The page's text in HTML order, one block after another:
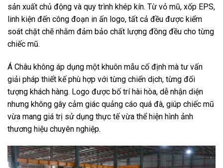
sản xuất chủ động và quy trình khép kín. Từ vỏ mũ, xốp EPS,
linh kiện đến công đoạn in ấn logo, tất cả đều được kiểm
soát chặt chẽ nhằm đảm bảo chất lượng đồng đều cho từng
chiếc mũ.
Á Châu không áp dụng một khuôn mẫu cố định mà tư vấn
giải pháp thiết kế phù hợp với từng chiến dịch, từng đối
tượng khách hàng. Logo được bố trí hài hòa, dễ nhận diện
nhưng không gây cảm giác quảng cáo quá đà, giúp chiếc mũ
vừa mang giá trị sử dụng thực tế vừa thể hiện hình ảnh
thương hiệu chuyên nghiệp.